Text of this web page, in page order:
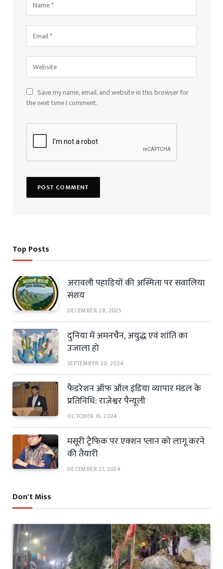
Save my name, email, and website in this browser for
the next time I comment.
Top Posts
अरावली पहाड़ियों की अस्मिता पर सवालिया
संशय
DECEMBER 28, 2025
दुनिया में अमनचैन, अयुद्ध एवं शांति का
उजाला हो
SEPTEMBER 20, 2024
फैडरेशन ऑफ ऑल इंडिया व्यापार मंडल के
प्रतिनिधि: राजेश्वर पैन्यूली
OCTOBER 16, 2024
मसूरी ट्रैफिक पर एक्शन प्लान को लागू करने
की तैयारी
DECEMBER 21, 2024
Don't Miss